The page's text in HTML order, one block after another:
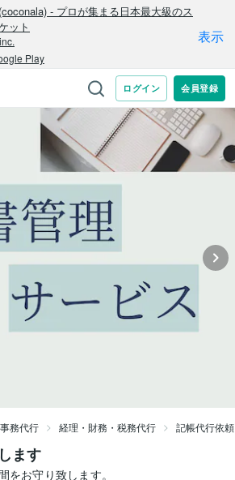
務代行 経理・財務・税務代行 記帳代行依頼
ます
をお守り致します。